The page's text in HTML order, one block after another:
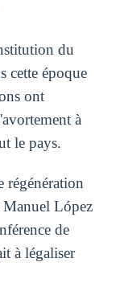
du
cette époque
ont
à
le pays.
régénération
López
de
à légaliser